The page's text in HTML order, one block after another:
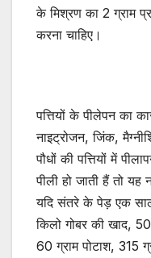
के मिश्रण का 2 ग्राम
करना चाहिए।
पत्तियों के पीलेपन का
नाइट्रोजन, जिंक,
पौधों की पत्तियों में
पीली हो जाती हैं तो यह
यदि संतरे के पेड़ एक
किलो गोबर की खाद,
60 ग्राम पोटाश, 315